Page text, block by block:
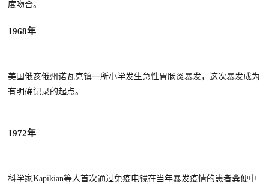
度吻合。
1968年
美国俄亥俄州诺瓦克镇一所小学发生急性胃肠炎暴发，这次暴发成为
有明确记录的起点。
1972年
科学家Kapikian等人首次通过免疫电镜在当年暴发疫情的患者粪便中